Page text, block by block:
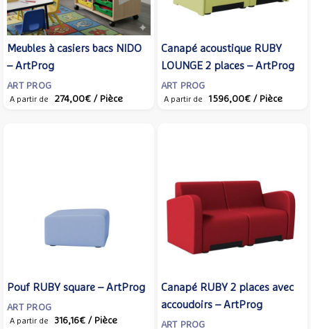
Meubles à casiers bacs NIDO
– ArtProg
ART PROG
A partir de 274,00€ / Pièce
Canapé acoustique RUBY
LOUNGE 2 places – ArtProg
ART PROG
A partir de 1 596,00€ / Pièce
Pouf RUBY square – ArtProg
ART PROG
A partir de 316,16€ / Pièce
Canapé RUBY 2 places avec
accoudoirs – ArtProg
ART PROG